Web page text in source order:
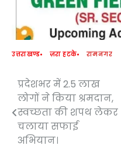
उत्तराखण्ड ज़रा हटके रामनगर
Post
navigation
प्रदेशभर में 2.5 लाख
लोगों ने किया श्रमदान,
स्वच्छता की शपथ लेकर
चलाया सफाई
अभियान।